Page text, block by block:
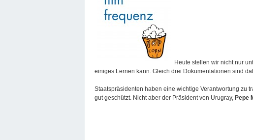
Heute stellen wir nicht nur
einiges Lernen kann. Gleich drei Dokumentationen sind
Staatspräsidenten haben eine wichtige Verantwortung zu
gut geschützt. Nicht aber der Präsident von Urugray, Pepe